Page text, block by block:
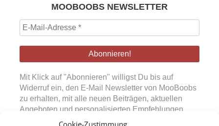
Cookie-Zustimmung
MOOBOOBS NEWSLETTER
E-
Mail-
Adresse
Mit Klick auf "Abonnieren" willigst Du bis auf
Widerruf ein, den E-Mail Newsletter von MooBoobs
zu erhalten, mit alle neuen Beiträgen, aktuellen
Angeboten und personalisierten Empfehlungen.
Diese Einwilligung kann jederzeit über den in den